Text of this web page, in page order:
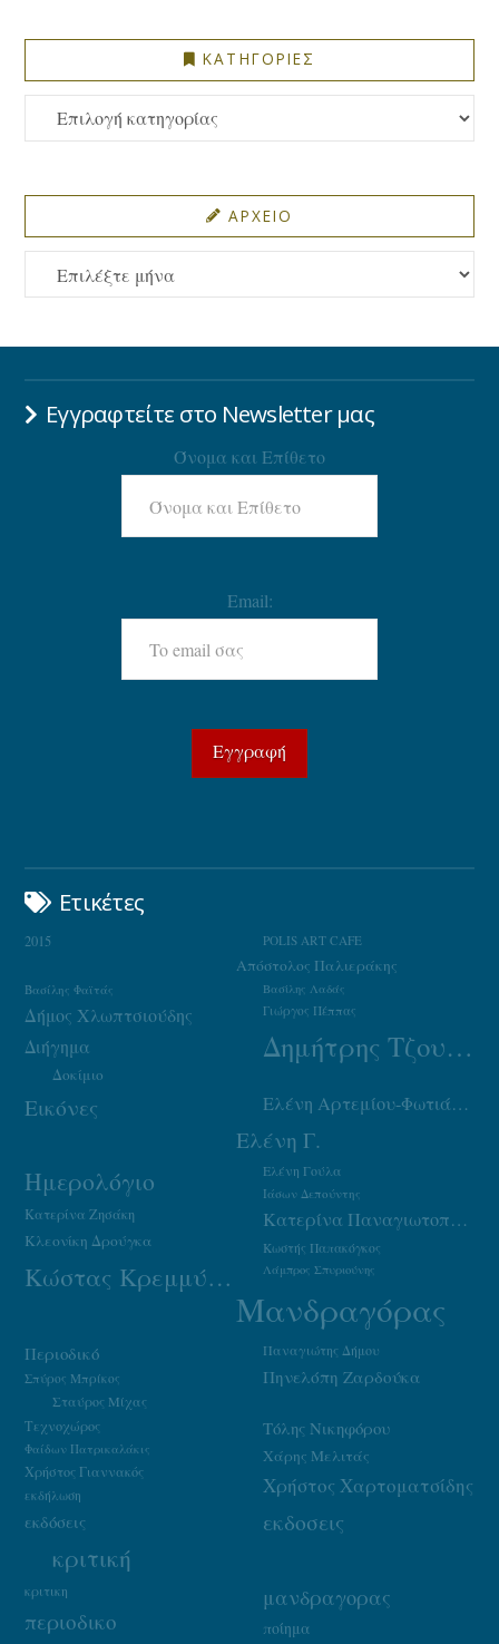
ΚΑΤΗΓΟΡΙΕΣ
ΚΑΤΗΓΟΡΙΕΣ
ΑΡΧΕΙΟ
ΑΡΧΕΙΟ
Εγγραφτείτε στο Newsletter μας
Όνομα και Επίθετο
Email:
Ετικέτες
2015 POLIS ART CAFE
Απόστολος Παλιεράκης
Βασίλης Λαδάς
Βασίλης Φαϊτάς
Γιώργος Πέππας
Δήμος Χλωπτσιούδης
Δημήτρης Τζουμάκας
Διήγημα
Δοκίμιο
Εικόνες Ελένη Αρτεμίου-Φωτιάδου
Ελένη Γ.
Ελένη Γούλα
Ημερολόγιο Ιάσων Δεπούντης
Κατερίνα Ζησάκη Κατερίνα Παναγιωτοπούλου
Κλεονίκη Δρούγκα Κωστής Παπακόγκος
Κώστας Κρεμμύδας Λάμπρος Σπυριούνης
Μανδραγόρας
Παναγιώτης Δήμου
Περιοδικό
Πηνελόπη Ζαρδούκα
Σπύρος Μπρίκος
Σταύρος Μίχας
Τεχνοχώρος
Τόλης Νικηφόρου
Φαίδων Πατρικαλάκις Χάρης Μελιτάς
Χρήστος Γιαννακός
Χρήστος Χαρτοματσίδης
εκδήλωση
εκδοσεις
εκδόσεις
κριτική
κριτικη μανδραγορας
περιοδικο ποίημα